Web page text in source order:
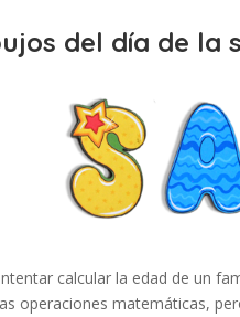
del día de la
calcular la edad de un
operaciones matemáticas,